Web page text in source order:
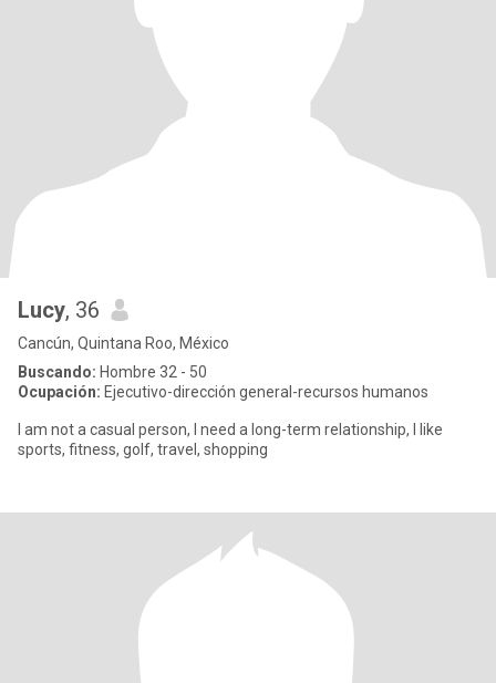
Lucy, 36
Cancún, Quintana Roo, México
Buscando: Hombre 32 - 50
Ocupación: Ejecutivo-dirección general-recursos humanos
I am not a casual person, I need a long-term relationship, I like
sports, fitness, golf, travel, shopping